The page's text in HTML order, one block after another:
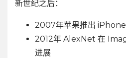
新世纪之后：
2007年苹果推出
2012年 AlexNet 在
进展